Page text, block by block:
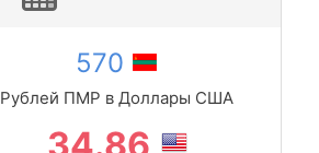
570
Рублей ПМР в Доллары США